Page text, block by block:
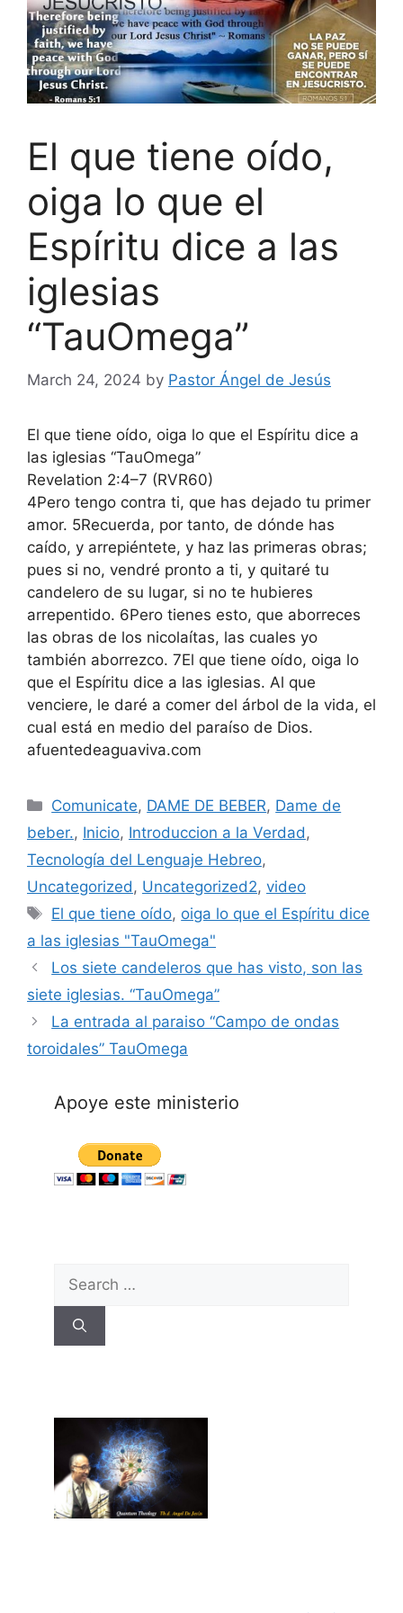
El que tiene oído,
oiga lo que el
Espíritu dice a las
iglesias
“TauOmega”
March 24, 2024 by Pastor Ángel de Jesús
El que tiene oído, oiga lo que el Espíritu dice a
las iglesias “TauOmega”
Revelation 2:4–7 (RVR60)
4Pero tengo contra ti, que has dejado tu primer
amor. 5Recuerda, por tanto, de dónde has
caído, y arrepiéntete, y haz las primeras obras;
pues si no, vendré pronto a ti, y quitaré tu
candelero de su lugar, si no te hubieres
arrepentido. 6Pero tienes esto, que aborreces
las obras de los nicolaítas, las cuales yo
también aborrezco. 7El que tiene oído, oiga lo
que el Espíritu dice a las iglesias. Al que
venciere, le daré a comer del árbol de la vida, el
cual está en medio del paraíso de Dios.
afuentedeaguaviva.com
Categories
Comunicate, DAME DE BEBER, Dame de
beber., Inicio, Introduccion a la Verdad,
Tecnología del Lenguaje Hebreo,
Uncategorized, Uncategorized2, video
Tags
El que tiene oído, oiga lo que el Espíritu dice
a las iglesias "TauOmega"
Los siete candeleros que has visto, son las
siete iglesias. “TauOmega”
La entrada al paraiso “Campo de ondas
toroidales” TauOmega
Apoye este ministerio
Search
for: